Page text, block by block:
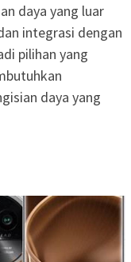
daya yang luar
integrasi dengan
pilihan yang
daya yang